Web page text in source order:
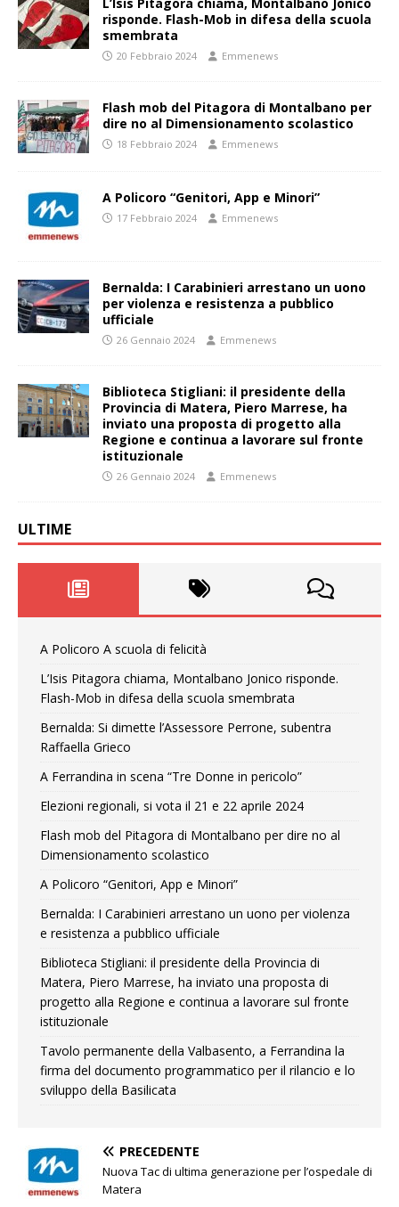
L’Isis Pitagora chiama, Montalbano Jonico
risponde. Flash-Mob in difesa della scuola
smembrata
20 Febbraio 2024 Emmenews
Flash mob del Pitagora di Montalbano per
dire no al Dimensionamento scolastico
18 Febbraio 2024 Emmenews
A Policoro “Genitori, App e Minori”
17 Febbraio 2024 Emmenews
Bernalda: I Carabinieri arrestano un uono
per violenza e resistenza a pubblico
ufficiale
26 Gennaio 2024 Emmenews
Biblioteca Stigliani: il presidente della
Provincia di Matera, Piero Marrese, ha
inviato una proposta di progetto alla
Regione e continua a lavorare sul fronte
istituzionale
26 Gennaio 2024 Emmenews
ULTIME
A Policoro A scuola di felicità
L’Isis Pitagora chiama, Montalbano Jonico risponde.
Flash-Mob in difesa della scuola smembrata
Bernalda: Si dimette l’Assessore Perrone, subentra
Raffaella Grieco
A Ferrandina in scena “Tre Donne in pericolo”
Elezioni regionali, si vota il 21 e 22 aprile 2024
Flash mob del Pitagora di Montalbano per dire no al
Dimensionamento scolastico
A Policoro “Genitori, App e Minori”
Bernalda: I Carabinieri arrestano un uono per violenza
e resistenza a pubblico ufficiale
Biblioteca Stigliani: il presidente della Provincia di
Matera, Piero Marrese, ha inviato una proposta di
progetto alla Regione e continua a lavorare sul fronte
istituzionale
Tavolo permanente della Valbasento, a Ferrandina la
firma del documento programmatico per il rilancio e lo
sviluppo della Basilicata
PRECEDENTE
Nuova Tac di ultima generazione per l’ospedale di
Matera